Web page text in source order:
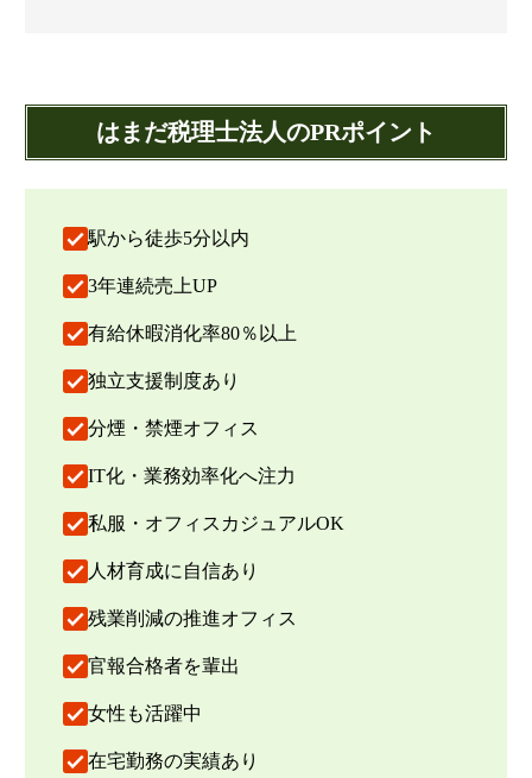
はまだ税理士法人のPRポイント
駅から徒歩5分以内
3年連続売上UP
有給休暇消化率80％以上
独立支援制度あり
分煙・禁煙オフィス
IT化・業務効率化へ注力
私服・オフィスカジュアルOK
人材育成に自信あり
残業削減の推進オフィス
官報合格者を輩出
女性も活躍中
在宅勤務の実績あり